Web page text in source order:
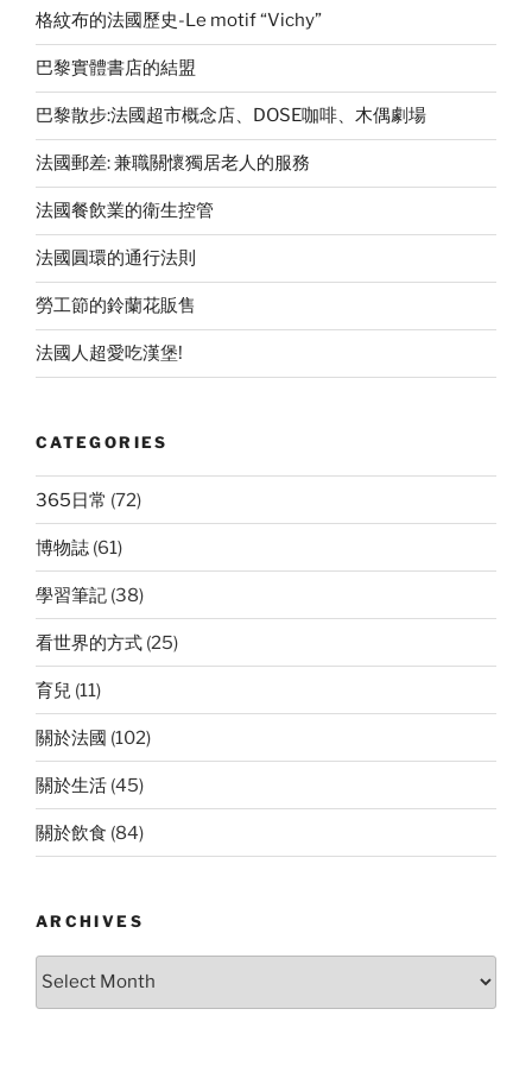
格紋布的法國歷史-Le motif “Vichy”
巴黎實體書店的結盟
巴黎散步:法國超市概念店、DOSE咖啡、木偶劇場
法國郵差: 兼職關懷獨居老人的服務
法國餐飲業的衛生控管
法國圓環的通行法則
勞工節的鈴蘭花販售
法國人超愛吃漢堡!
CATEGORIES
365日常 (72)
博物誌 (61)
學習筆記 (38)
看世界的方式 (25)
育兒 (11)
關於法國 (102)
關於生活 (45)
關於飲食 (84)
ARCHIVES